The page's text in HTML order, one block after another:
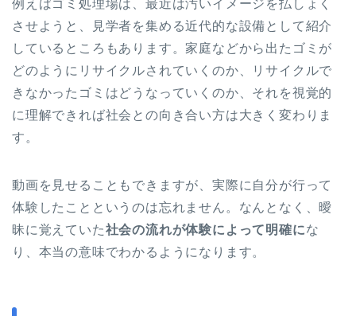
例えばゴミ処理場は、最近は汚いイメージを払しょく
させようと、見学者を集める近代的な設備として紹介
しているところもあります。家庭などから出たゴミが
どのようにリサイクルされていくのか、リサイクルで
きなかったゴミはどうなっていくのか、それを視覚的
に理解できれば社会との向き合い方は大きく変わりま
す。
動画を見せることもできますが、実際に自分が行って
体験したことというのは忘れません。なんとなく、曖
昧に覚えていた社会の流れが体験によって明確にな
り、本当の意味でわかるようになります。